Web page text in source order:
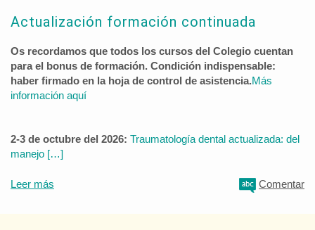
Actualización formación continuada
Os recordamos que todos los cursos del Colegio cuentan
para el bonus de formación. Condición indispensable:
haber firmado en la hoja de control de asistencia.Más
información aquí
2-3 de octubre del 2026: Traumatología dental actualizada: del
manejo […]
Leer más Comentar